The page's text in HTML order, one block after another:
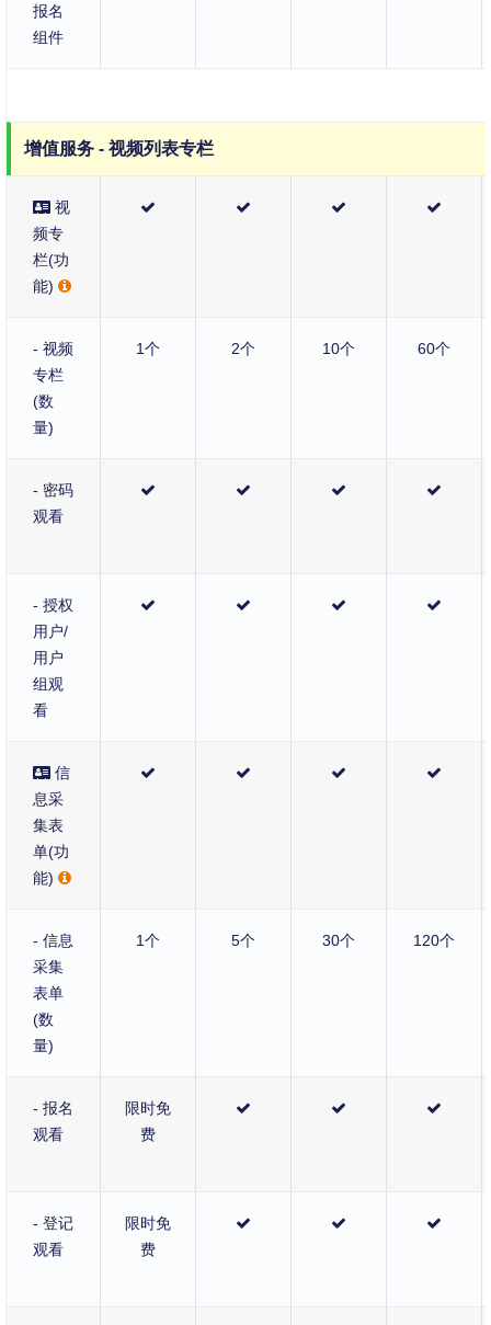
报名
组件
增值服务 - 视频列表专栏
视
频专
栏(功
能)
- 视频
专栏
(数
量)
1个 2个 10个 60个
- 密码
观看
- 授权
用户/
用户
组观
看
信
息采
集表
单(功
能)
- 信息
采集
表单
(数
量)
1个 5个 30个 120个
- 报名
观看
限时免
费
- 登记
观看
限时免
费